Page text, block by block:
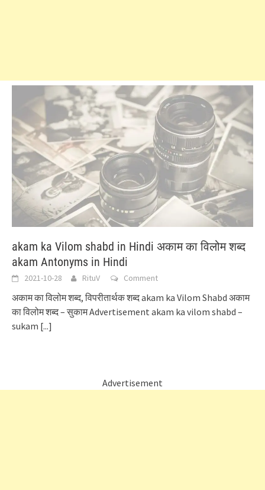
akam ka Vilom shabd in Hindi अकाम का विलोम शब्द
akam Antonyms in Hindi
2021-10-28 RituV Comment
अकाम का विलोम शब्द, विपरीतार्थक शब्द akam ka Vilom Shabd अकाम
का विलोम शब्द – सुकाम Advertisement akam ka vilom shabd –
sukam [...]
Advertisement